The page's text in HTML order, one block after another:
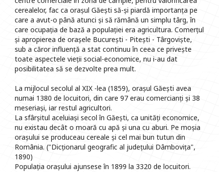
cerealelor, fac ca orașul Găești să-și piardă importanța pe
care a avut-o până atunci și să rămână un simplu târg, în
care ocupația de bază a populației era agricultura. Comerțul
și apropierea de orașele București - Pitești - Târgoviște,
sub a căror influență a stat continuu în ceea ce privește
toate aspectele vieții social-economice, nu i-au dat
posibilitatea să se dezvolte prea mult.
La mijlocul secolul al XIX -lea (1859), orașul Găești avea
numai 1380 de locuitori, din care 97 erau comercianți și 38
meseriași, iar restul agricultori.
La sfârșitul aceluiași secol în Găești, ca unități economice,
nu existau decât o moară cu apă și una cu aburi. Pe moșia
orașului se produceau cereale și cel mai bun tutun din
România. ("Dicționarul geografic al județului Dâmbovița",
1890)
Populația orașului ajunsese în 1899 la 3320 de locuitori.